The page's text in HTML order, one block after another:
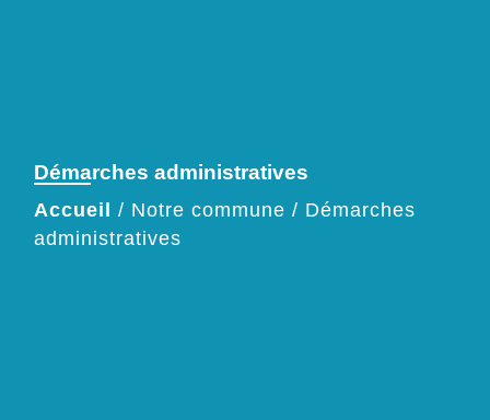
Démarches administratives
Accueil / Notre commune / Démarches
administratives